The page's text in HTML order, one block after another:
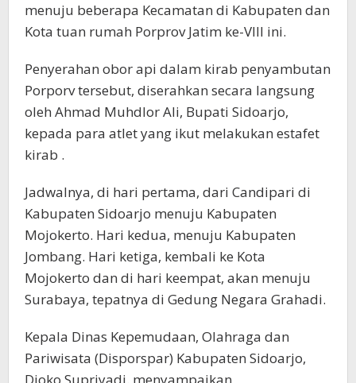
menuju beberapa Kecamatan di Kabupaten dan
Kota tuan rumah Porprov Jatim ke-VIII ini.
Penyerahan obor api dalam kirab penyambutan
Porporv tersebut, diserahkan secara langsung
oleh Ahmad Muhdlor Ali, Bupati Sidoarjo,
kepada para atlet yang ikut melakukan estafet
kirab .
Jadwalnya, di hari pertama, dari Candipari di
Kabupaten Sidoarjo menuju Kabupaten
Mojokerto. Hari kedua, menuju Kabupaten
Jombang. Hari ketiga, kembali ke Kota
Mojokerto dan di hari keempat, akan menuju
Surabaya, tepatnya di Gedung Negara Grahadi.
Kepala Dinas Kepemudaan, Olahraga dan
Pariwisata (Disporspar) Kabupaten Sidoarjo,